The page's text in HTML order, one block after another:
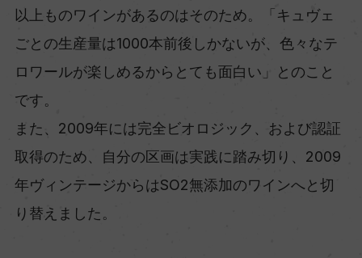
以上ものワインがあるのはそのため。「キュヴェ
ごとの生産量は1000本前後しかないが、色々なテ
ロワールが楽しめるからとても面白い」とのこと
です。
また、2009年には完全ビオロジック、および認証
取得のため、自分の区画は実践に踏み切り、2009
年ヴィンテージからはSO2無添加のワインへと切
り替えました。